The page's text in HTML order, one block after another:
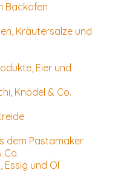
Backofen
Kräutersalze und
Eier und
Knödel & Co.
dem Pastamaker
Co.
Essig und Öl